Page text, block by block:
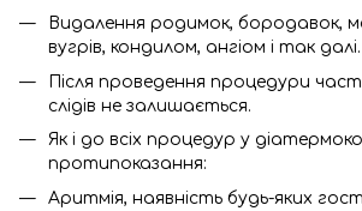
Видалення родимок, бородавок,
вугрів, кондилом, ангіом і так далі.
Після проведення процедури
слідів не залишається.
Як і до всіх процедур у
протипоказання:
Аритмія, наявність будь-яких